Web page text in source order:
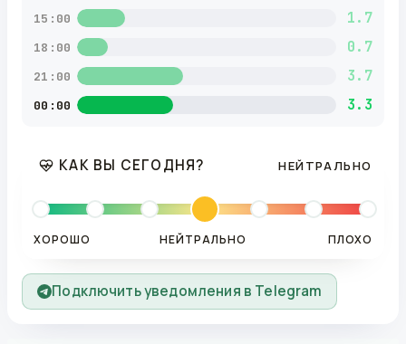
15:00 1.7
18:00 0.7
21:00 3.7
00:00 3.3
КАК ВЫ СЕГОДНЯ? НЕЙТРАЛЬНО
ХОРОШО НЕЙТРАЛЬНО ПЛОХО
Подключить уведомления в Telegram